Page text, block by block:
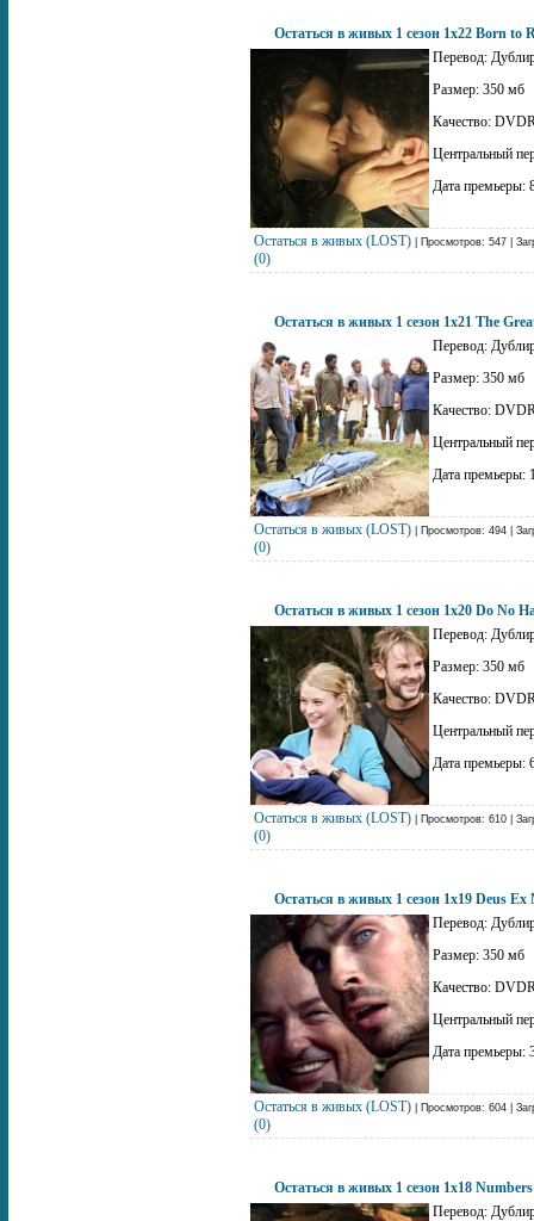
Остаться в живых 1 сезон 1x22 Born to
Перевод:
Размер: 350 мб
Качество:
Центральный
Дата премьеры:
Остаться в живых (LOST) | Просмотров: 547 |
(0)
Остаться в живых 1 сезон 1x21 The
Перевод:
Размер: 350 мб
Качество:
Центральный
Дата премьеры:
Остаться в живых (LOST) | Просмотров: 494 |
(0)
Остаться в живых 1 сезон 1x20 Do No
Перевод:
Размер: 350 мб
Качество:
Центральный
Дата премьеры:
Остаться в живых (LOST) | Просмотров: 610 |
(0)
Остаться в живых 1 сезон 1x19 Deus
Перевод:
Размер: 350 мб
Качество:
Центральный
Дата премьеры:
Остаться в живых (LOST) | Просмотров: 604 |
(0)
Остаться в живых 1 сезон 1x18
Перевод: